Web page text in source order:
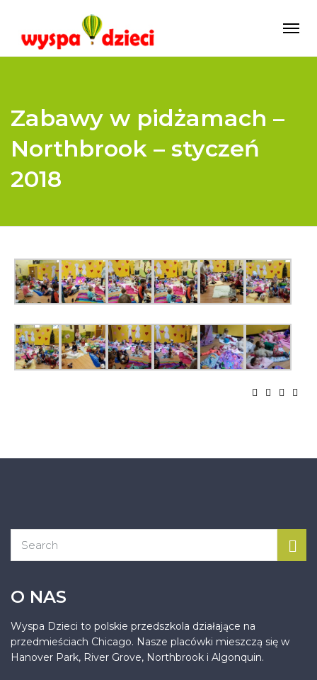
Zabawy w pidżamach –
Northbrook – styczeń
2018
O NAS
Wyspa Dzieci to polskie przedszkola działające na
przedmieściach Chicago. Nasze placówki mieszczą się w
Hanover Park, River Grove, Northbrook i Algonquin.